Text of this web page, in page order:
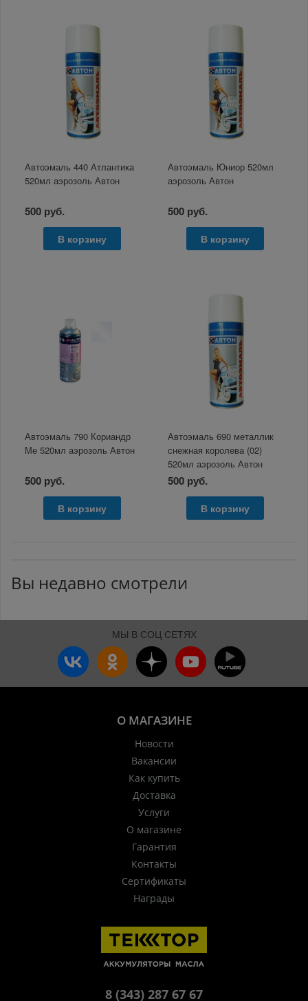
Автоэмаль 440 Атлантика
520мл аэрозоль Автон
500 руб.
В корзину
Автоэмаль Юниор 520мл
аэрозоль Автон
500 руб.
В корзину
Автоэмаль 790 Кориандр
Ме 520мл аэрозоль Автон
500 руб.
В корзину
Автоэмаль 690 металлик
снежная королева (02)
520мл аэрозоль Автон
500 руб.
В корзину
Вы недавно смотрели
МЫ В СОЦ СЕТЯХ
О МАГАЗИНЕ
Новости
Вакансии
Как купить
Доставка
Услуги
О магазине
Гарантия
Контакты
Сертификаты
Награды
8 (343) 287 67 67